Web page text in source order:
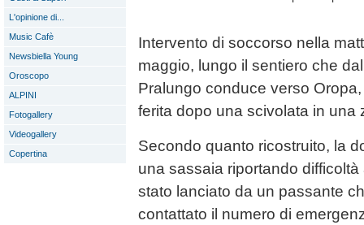
L'opinione di...
Music Cafè
Newsbiella Young
Oroscopo
ALPINI
Fotogallery
Videogallery
Copertina
Intervento di soccorso nella
maggio, lungo il sentiero che
Pralungo conduce verso
ferita dopo una scivolata in una
Secondo quanto ricostruito, la
una sassaia riportando difficoltà
stato lanciato da un passante
contattato il numero di